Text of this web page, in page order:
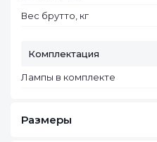
Вес брутто, кг
Комплектация
Лампы в комплекте
Размеры